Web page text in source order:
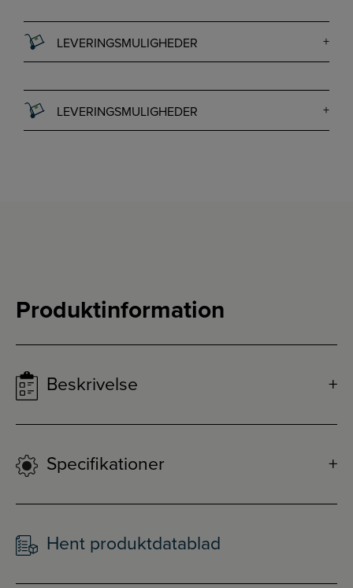
LEVERINGSMULIGHEDER
LEVERINGSMULIGHEDER
Produktinformation
Beskrivelse
Specifikationer
Hent produktdatablad